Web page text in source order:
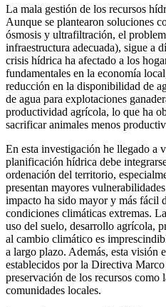
La mala gestión de los recursos
Aunque se plantearon soluciones
ósmosis y ultrafiltración, el
infraestructura adecuada), sigue a
crisis hídrica ha afectado a los
fundamentales en la economía
reducción en la disponibilidad de
de agua para explotaciones
productividad agrícola, lo que ha
sacrificar animales menos
En esta investigación he llegado a
planificación hídrica debe
ordenación del territorio,
presentan mayores
impacto ha sido mayor y más fácil
condiciones climáticas extremas.
uso del suelo, desarrollo agrícola,
al cambio climático es
a largo plazo. Además, esta visión
establecidos por la Directiva
preservación de los recursos como
comunidades locales.